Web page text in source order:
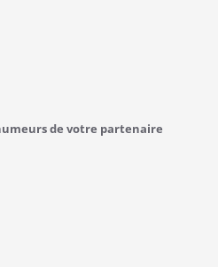
de votre partenaire